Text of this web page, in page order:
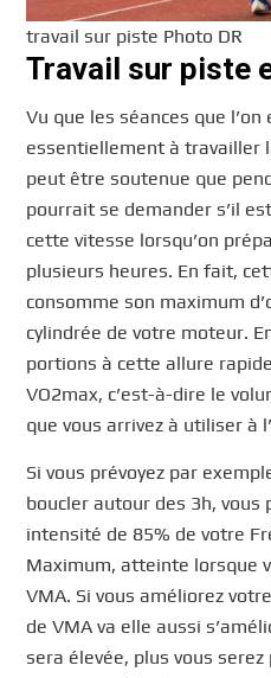
travail sur piste Photo DR
Travail sur piste
Vu que les séances que
essentiellement à travailler
peut être soutenue que
pourrait se demander s’il
cette vitesse lorsqu’on
plusieurs heures. En fait,
consomme son maximum
cylindrée de votre moteur.
portions à cette allure
VO2max, c’est-à-dire le
que vous arrivez à utiliser à
Si vous prévoyez par
boucler autour des 3h, vous
intensité de 85% de votre
Maximum, atteinte lorsque
VMA. Si vous améliorez
de VMA va elle aussi
sera élevée, plus vous